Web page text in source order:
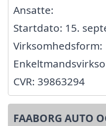
Ansatte:
Startdato: 15.
Virksomhedsform:
CVR: 39863294
FAABORG AUTO